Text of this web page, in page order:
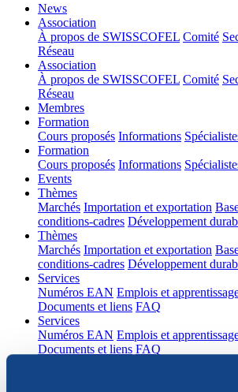
News(current)
Association
À propos de SWISSCOFEL Comité
Réseau
Association
À propos de SWISSCOFEL Comité
Réseau
Membres(current)
Formation
Cours proposés Informations
Formation
Cours proposés Informations
Events(current)
Thèmes(current)
Marchés Importation et exportation
conditions-cadres Développement
Thèmes(current)
Marchés Importation et exportation
conditions-cadres Développement
Services(current)
Numéros EAN Emplois et
Documents et liens FAQ
Services(current)
Numéros EAN Emplois et
Documents et liens FAQ